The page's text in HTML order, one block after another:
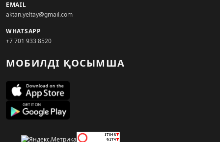
EMAIL
aktan.yeltay@gmail.com
WHATSAPP
+7 701 933 8520
МОБИЛДІ ҚОСЫМША